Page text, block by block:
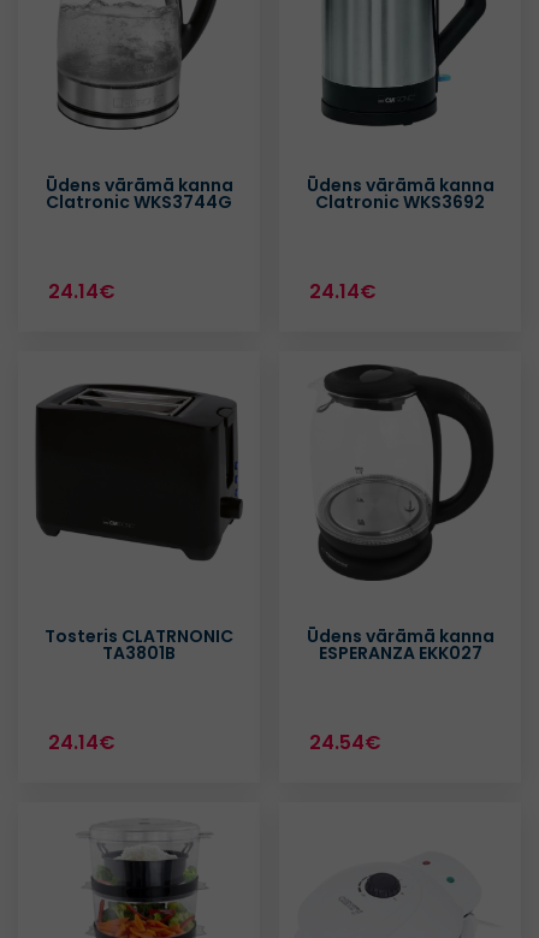
Ūdens vārāmā kanna
Clatronic WKS3744G
24.14€
Ūdens vārāmā kanna
Clatronic WKS3692
24.14€
Tosteris CLATRNONIC
TA3801B
24.14€
Ūdens vārāmā kanna
ESPERANZA EKK027
24.54€